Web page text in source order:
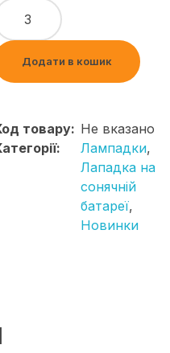
Додати в кошик
товару: Не вказано
Лампадки,
Лападка на
сонячній
батареї,
Новинки